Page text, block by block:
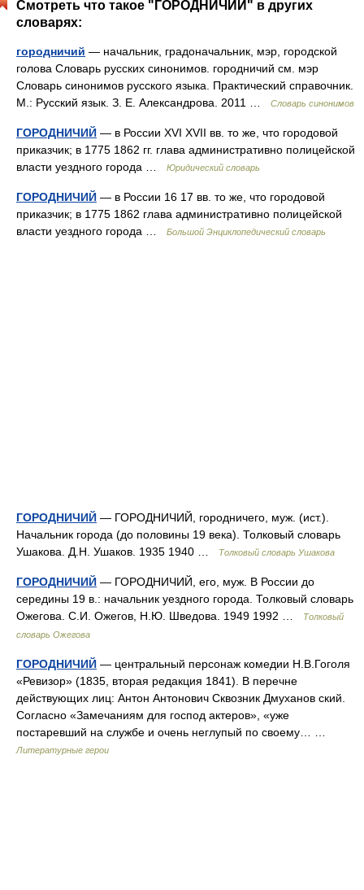
Смотреть что такое "ГОРОДНИЧИЙ" в других
словарях:
городничий — начальник, градоначальник, мэр, городской
голова Словарь русских синонимов. городничий см. мэр
Словарь синонимов русского языка. Практический справочник.
М.: Русский язык. З. Е. Александрова. 2011 …
Словарь синонимов
ГОРОДНИЧИЙ — в России XVI XVII вв. то же, что городовой
приказчик; в 1775 1862 гг. глава административно полицейской
власти уездного города …
Юридический словарь
ГОРОДНИЧИЙ — в России 16 17 вв. то же, что городовой
приказчик; в 1775 1862 глава административно полицейской
власти уездного города …
Большой Энциклопедический словарь
ГОРОДНИЧИЙ — ГОРОДНИЧИЙ, городничего, муж. (ист.).
Начальник города (до половины 19 века). Толковый словарь
Ушакова. Д.Н. Ушаков. 1935 1940 …
Толковый словарь Ушакова
ГОРОДНИЧИЙ — ГОРОДНИЧИЙ, его, муж. В России до
середины 19 в.: начальник уездного города. Толковый словарь
Ожегова. С.И. Ожегов, Н.Ю. Шведова. 1949 1992 …
Толковый
словарь Ожегова
ГОРОДНИЧИЙ — центральный персонаж комедии Н.В.Гоголя
«Ревизор» (1835, вторая редакция 1841). В перечне
действующих лиц: Антон Антонович Сквозник Дмуханов ский.
Согласно «Замечаниям для господ актеров», «уже
постаревший на службе и очень неглупый по своему… …
Литературные герои